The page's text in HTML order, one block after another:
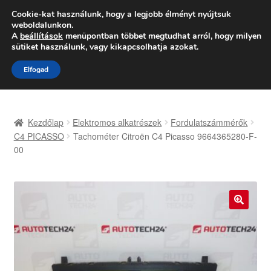
SZÁLLÍTÁS 2618 Ft-tól
Hétfő-Péntek 9:00–16:0006 80 088 054
Ugrás
a
navigációhoz
Kilépés
a
tartalomba
Adatvédelmi irányelvek
Kifizetések
Kezdőlap Elektromos alkatrészek
Fordulatszámmérők
C4 PICASSO
Tachométer Citroën C4 Picasso 9664365280-F-
00
Cookie-kat használunk, hogy a legjobb élményt nyújtsuk
weboldalunkon.
A beállítások menüpontban többet megtudhat arról, hogy milyen
sütiket használunk, vagy kikapcsolhatja azokat.
Elfogad